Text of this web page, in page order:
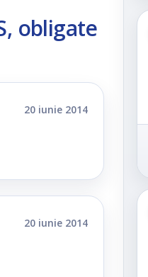
obligate
20 iunie 2014
20 iunie 2014